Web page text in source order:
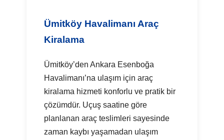
Ümitköy Havalimanı Araç
Kiralama
Ümitköy’den Ankara Esenboğa
Havalimanı’na ulaşım için araç
kiralama hizmeti konforlu ve pratik bir
çözümdür. Uçuş saatine göre
planlanan araç teslimleri sayesinde
zaman kaybı yaşamadan ulaşım